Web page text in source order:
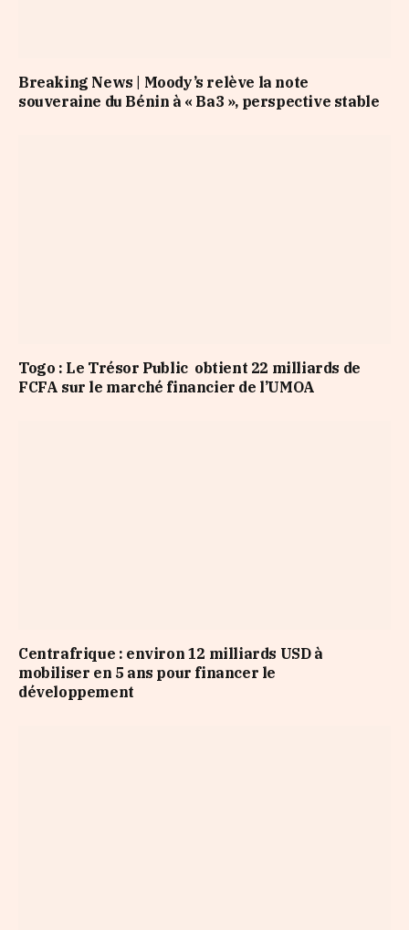
Breaking News | Moody’s relève la note
souveraine du Bénin à « Ba3 », perspective stable
Togo : Le Trésor Public obtient 22 milliards de
FCFA sur le marché financier de l’UMOA
Centrafrique : environ 12 milliards USD à
mobiliser en 5 ans pour financer le
développement